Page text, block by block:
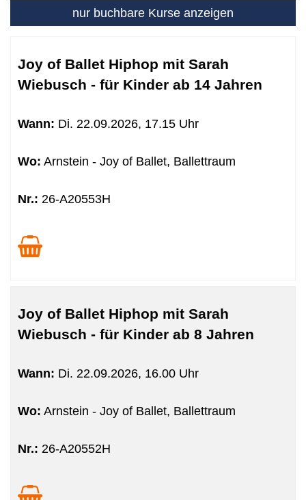
nur buchbare Kurse anzeigen
Tabellenüberschriften
können
sortiert
Joy of Ballet Hiphop mit Sarah
Wiebusch - für Kinder ab 14 Jahren
Wann: Di. 22.09.2026, 17.15 Uhr
Wo: Arnstein - Joy of Ballet, Ballettraum
Nr.: 26-A20553H
Joy of Ballet Hiphop mit Sarah
Wiebusch - für Kinder ab 8 Jahren
Wann: Di. 22.09.2026, 16.00 Uhr
Wo: Arnstein - Joy of Ballet, Ballettraum
Nr.: 26-A20552H